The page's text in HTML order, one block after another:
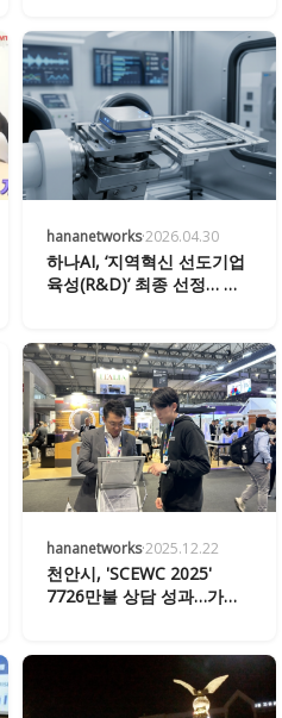
hananetworks·2026.04.30
하나AI, ‘지역혁신 선도기업
육성(R&D)’ 최종 선정… 기
hananetworks·2025.12.22
천안시, 'SCEWC 2025'
7726만불 상담 성과…가우